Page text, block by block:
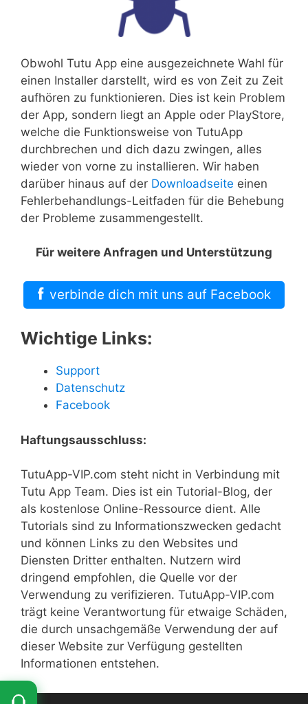
Obwohl Tutu App eine ausgezeichnete Wahl für
einen Installer darstellt, wird es von Zeit zu Zeit
aufhören zu funktionieren. Dies ist kein Problem
der App, sondern liegt an Apple oder PlayStore,
welche die Funktionsweise von TutuApp
durchbrechen und dich dazu zwingen, alles
wieder von vorne zu installieren. Wir haben
darüber hinaus auf der Downloadseite einen
Fehlerbehandlungs-Leitfaden für die Behebung
der Probleme zusammengestellt.
Für weitere Anfragen und Unterstützung
verbinde dich mit uns auf Facebook
Wichtige Links:
Support
Datenschutz
Facebook
Haftungsausschluss:
TutuApp-VIP.com steht nicht in Verbindung mit
Tutu App Team. Dies ist ein Tutorial-Blog, der
als kostenlose Online-Ressource dient. Alle
Tutorials sind zu Informationszwecken gedacht
und können Links zu den Websites und
Diensten Dritter enthalten. Nutzern wird
dringend empfohlen, die Quelle vor der
Verwendung zu verifizieren. TutuApp-VIP.com
trägt keine Verantwortung für etwaige Schäden,
die durch unsachgemäße Verwendung der auf
dieser Website zur Verfügung gestellten
Informationen entstehen.